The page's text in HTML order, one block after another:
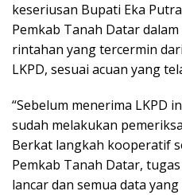
keseriusan Bupati Eka
Pemkab Tanah Datar
rintahan yang tercermin
LKPD, sesuai acuan yang
“Sebelum menerima LKPD
sudah melakukan
Berkat langkah kooperatif
Pemkab Tanah Datar,
lancar dan semua data